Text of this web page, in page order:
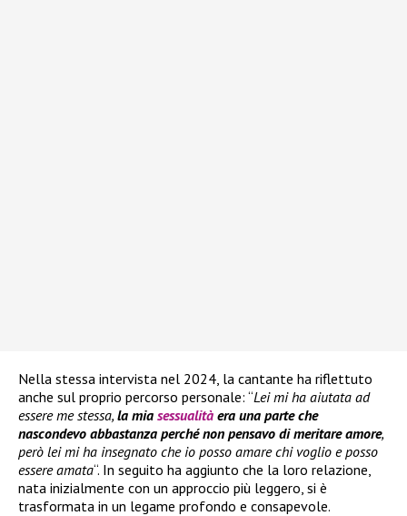
Nella stessa intervista nel 2024, la cantante ha riflettuto
anche sul proprio percorso personale: “Lei mi ha aiutata ad
essere me stessa, la mia sessualità era una parte che
nascondevo abbastanza perché non pensavo di meritare amore,
però lei mi ha insegnato che io posso amare chi voglio e posso
essere amata“. In seguito ha aggiunto che la loro relazione,
nata inizialmente con un approccio più leggero, si è
trasformata in un legame profondo e consapevole.